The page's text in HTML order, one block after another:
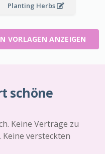
Planting Herbs
VORLAGEN ANZEIGEN
schöne
Keine Verträge zu
Keine versteckten